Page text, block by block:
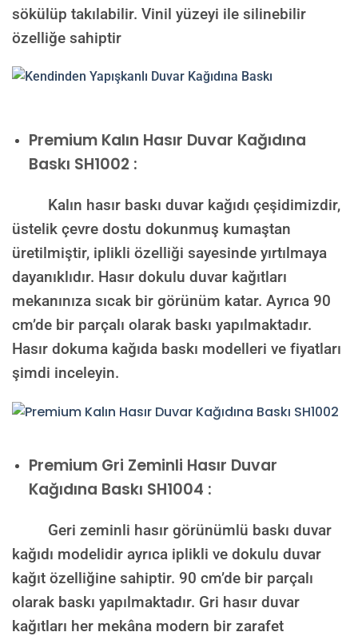
sökülüp takılabilir. Vinil yüzeyi ile silinebilir
özelliğe sahiptir
Premium Kalın Hasır Duvar Kağıdına
Baskı SH1002 :
Kalın hasır baskı duvar kağıdı çeşidimizdir,
üstelik çevre dostu dokunmuş kumaştan
üretilmiştir, iplikli özelliği sayesinde yırtılmaya
dayanıklıdır. Hasır dokulu duvar kağıtları
mekanınıza sıcak bir görünüm katar. Ayrıca 90
cm’de bir parçalı olarak baskı yapılmaktadır.
Hasır dokuma kağıda baskı modelleri ve fiyatları
şimdi inceleyin.
Premium Gri Zeminli Hasır Duvar
Kağıdına Baskı SH1004 :
Geri zeminli hasır görünümlü baskı duvar
kağıdı modelidir ayrıca iplikli ve dokulu duvar
kağıt özelliğine sahiptir. 90 cm’de bir parçalı
olarak baskı yapılmaktadır. Gri hasır duvar
kağıtları her mekâna modern bir zarafet